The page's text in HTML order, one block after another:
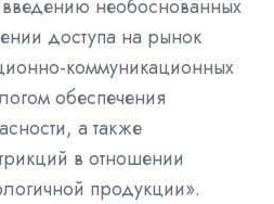
введению необоснованных
доступа на рынок
коммуникационных
обеспечения
а также
в отношении
продукции».